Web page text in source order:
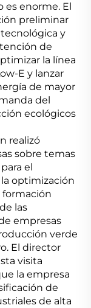
enorme. El
preliminar
y
de
la línea
E y lanzar
de mayor
del
ecológicos
realizó
sobre temas
el
optimización
formación
las
empresas
verde
El director
visita
la empresa
de
de alta